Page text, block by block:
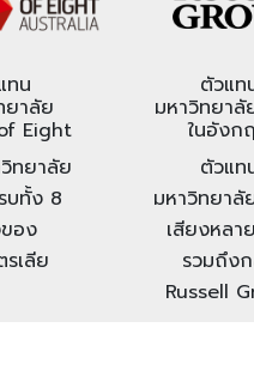
ทน
ยาลัย
Eight
ทยาลัย
บทั้ง 8
อง
รเลีย
ตัวแท
มหาวิทยาลั
ในอังก
ตัวแท
มหาวิทยาลั
เสียงหลา
รวมถึง
Russell